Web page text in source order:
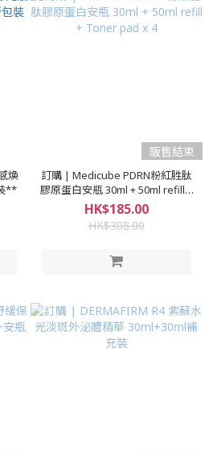
煥
**
販售結束
訂購 | Medicube PDRN粉紅胜肽
膠原蛋白安瓶 30ml + 50ml refill +
Toner pad x 4
HK$185.00
HK$308.00